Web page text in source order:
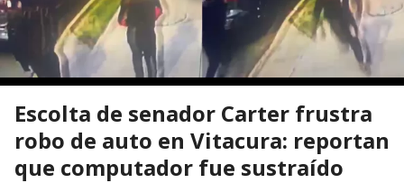
Escolta de senador Carter frustra
robo de auto en Vitacura: reportan
que computador fue sustraído